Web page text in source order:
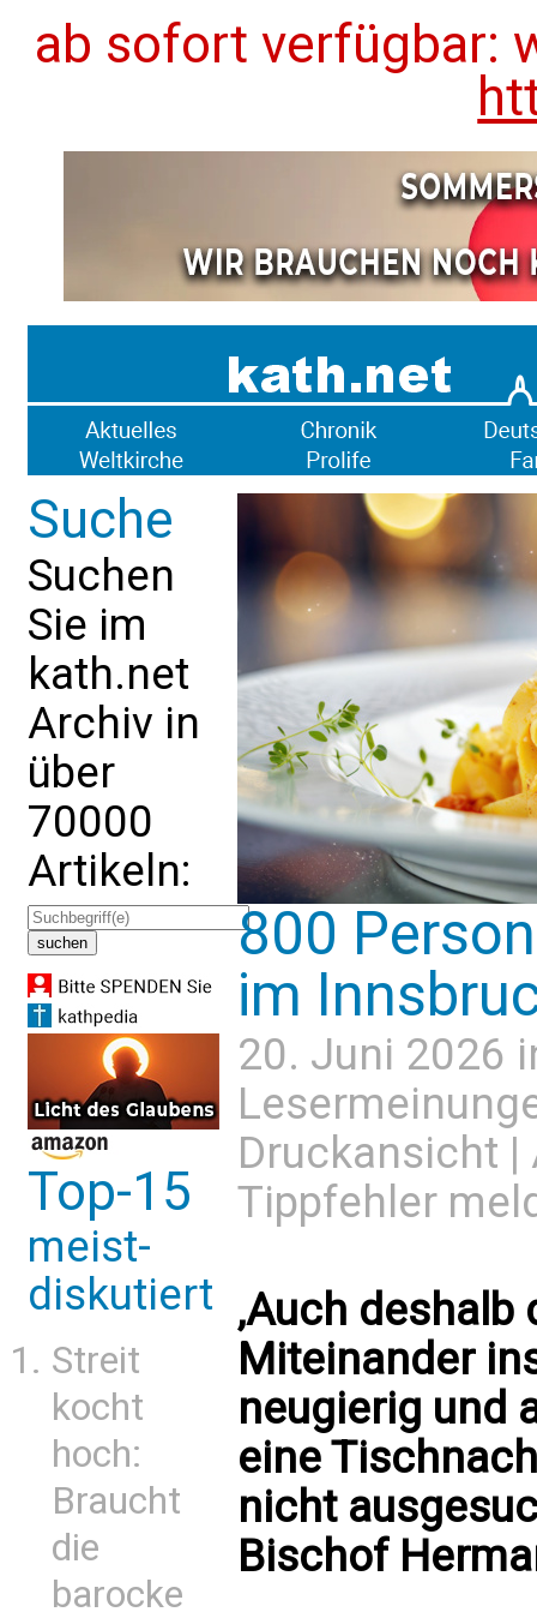
ab sofort verfügbar:
Suche
Suchen
Sie im
kath.net
Archiv in
über
70000
Artikeln:
Top-15
meist-
diskutiert
Streit
kocht
hoch:
Braucht
die
barocke
800
im
20. Juni 2026
Druckansicht |
Tippfehler
‚Auch
Miteinander
neugierig und
eine
nicht
Bischof